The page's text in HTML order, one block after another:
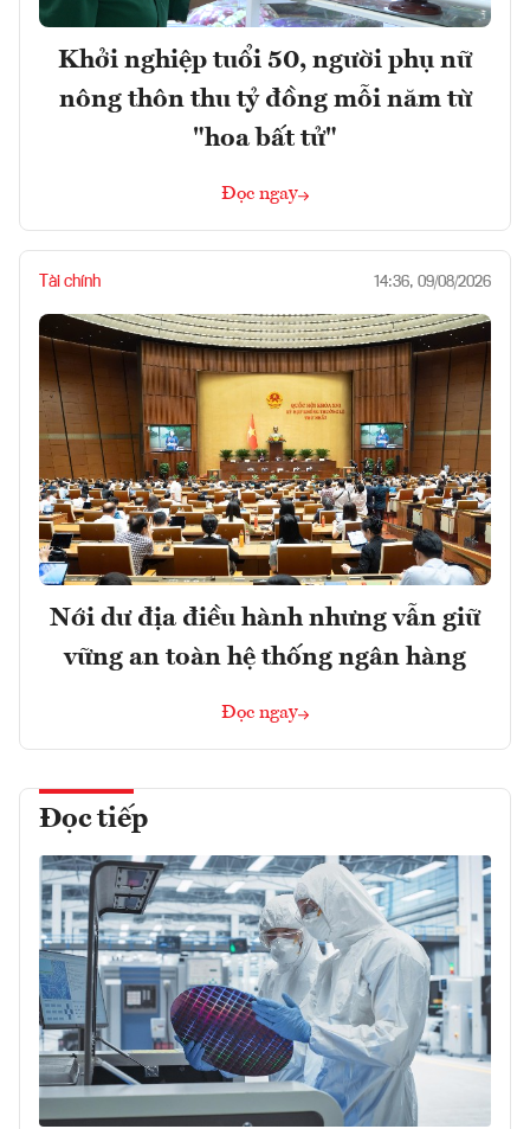
Khởi nghiệp tuổi 50, người phụ nữ
nông thôn thu tỷ đồng mỗi năm từ
"hoa bất tử"
Đọc ngay
Tài chính 14:36, 09/08/2026
Nới dư địa điều hành nhưng vẫn giữ
vững an toàn hệ thống ngân hàng
Đọc ngay
Đọc tiếp